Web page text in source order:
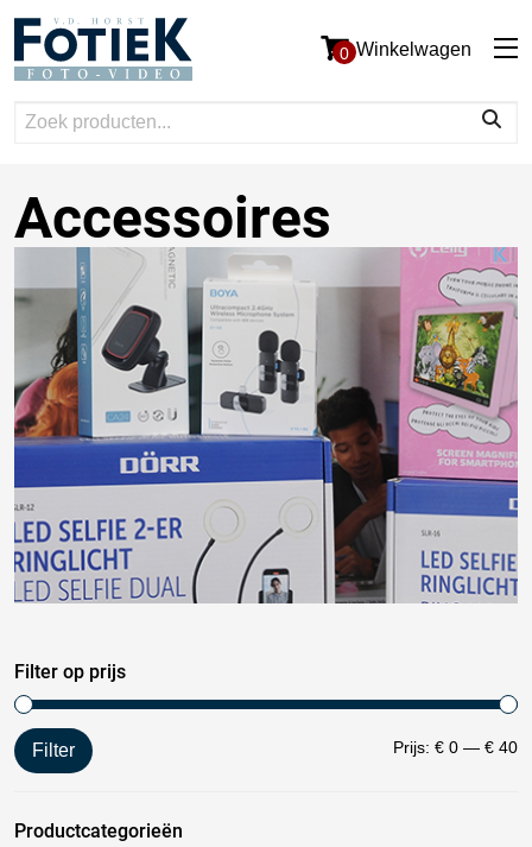
0 Winkelwagen
Accessoires
Filter op prijs
Filter Prijs: € 0 — € 40
Productcategorieën